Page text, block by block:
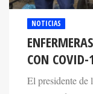
NOTICIAS
CON
El presidente